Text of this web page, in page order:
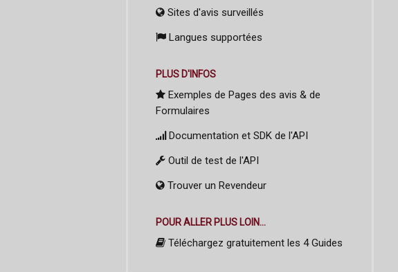
Sites d'avis surveillés
Langues supportées
PLUS D'INFOS
Exemples de Pages des avis & de
Formulaires
Documentation et SDK de l'API
Outil de test de l'API
Trouver un Revendeur
POUR ALLER PLUS LOIN...
Téléchargez gratuitement les 4 Guides